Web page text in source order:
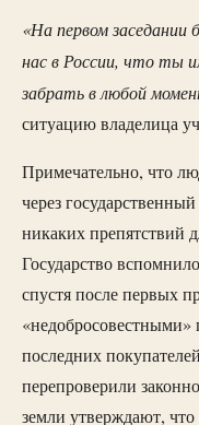
«На первом
нас в России, что ты
забрать в любой
ситуацию владелица
Примечательно, что
через
никаких препятствий
Государство
спустя после первых
«недобросовестными»
последних
перепроверили
земли утверждают, что